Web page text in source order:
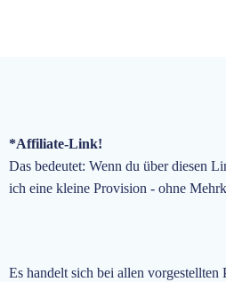
*Affiliate-Link!
Das bedeutet: Wenn du über diesen
ich eine kleine Provision - ohne
Es handelt sich bei allen vorgestellten